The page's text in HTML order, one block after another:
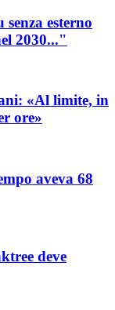
esterno
2030..."
«Al limite, in
ore»
aveva 68
deve